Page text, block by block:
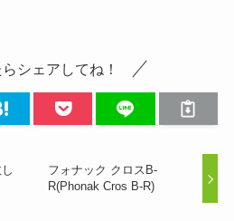
シェアしてね！
フォナック クロスB-
R(Phonak Cros B-R)